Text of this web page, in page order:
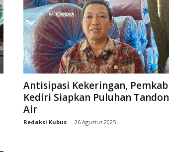
Antisipasi Kekeringan, Pemkab
Kediri Siapkan Puluhan Tandon
Air
Redaksi Kubus - 26 Agustus 2025